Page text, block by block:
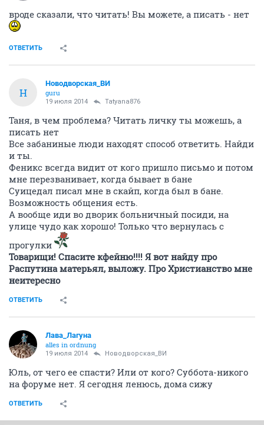
вроде сказали, что читать! Вы можете, а писать - нет
ОТВЕТИТЬ
Н
Новодворcкая_ВИ
guru
19 июля 2014 Tatyana876
Таня, в чем проблема? Читать личку ты можешь, а
писать нет
Все забаниные люди находят способ ответить. Найди
и ты.
Феникс всегда видит от кого пришло письмо и потом
мне перезванивает, когда бывает в бане
Суицедал писал мне в скайп, когда был в бане.
Возможность общения есть.
А вообще иди во дворик больничный посиди, на
улице чудо как хорошо! Только что вернулась с
прогулки
Товарищи! Спасите кфейню!!!! Я вот найду про
Распутина матерьял, выложу. Про Христианство мне
неитересно
ОТВЕТИТЬ
Лава_Лагуна
alles in ordnung
19 июля 2014 Новодворcкая_ВИ
Юль, от чего ее спасти? Или от кого? Суббота-никого
на форуме нет. Я сегодня ленюсь, дома сижу
ОТВЕТИТЬ